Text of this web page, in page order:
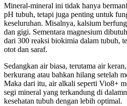
Mineral-mineral ini tidak hanya
pH tubuh, tetapi juga penting untuk
keseluruhan. Misalnya, kalsium
dan gigi. Sementara magnesium
dari 300 reaksi biokimia dalam tubuh,
otot dan saraf.
Sedangkan air biasa, terutama air
berkurang atau bahkan hilang setelah
Maka dari itu, air alkali seperti Vio8+
segi mineral yang terkandung di
kesehatan tubuh dengan lebih optimal.